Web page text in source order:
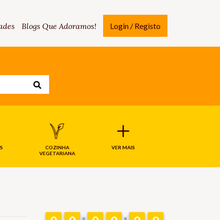
Blogs Que Adoramos! Login / Registo
COZINHA
VEGETARIANA
VER MAIS